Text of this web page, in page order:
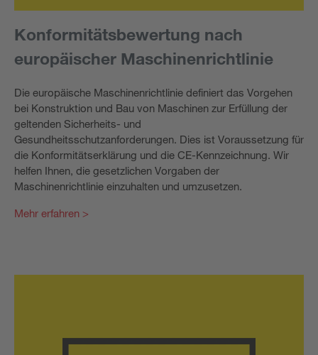
Konformitätsbewertung nach
europäischer Maschinenrichtlinie
Die europäische Maschinenrichtlinie definiert das Vorgehen
bei Konstruktion und Bau von Maschinen zur Erfüllung der
geltenden Sicherheits- und
Gesundheitsschutzanforderungen. Dies ist Voraussetzung für
die Konformitätserklärung und die CE-Kennzeichnung. Wir
helfen Ihnen, die gesetzlichen Vorgaben der
Maschinenrichtlinie einzuhalten und umzusetzen.
Mehr erfahren >